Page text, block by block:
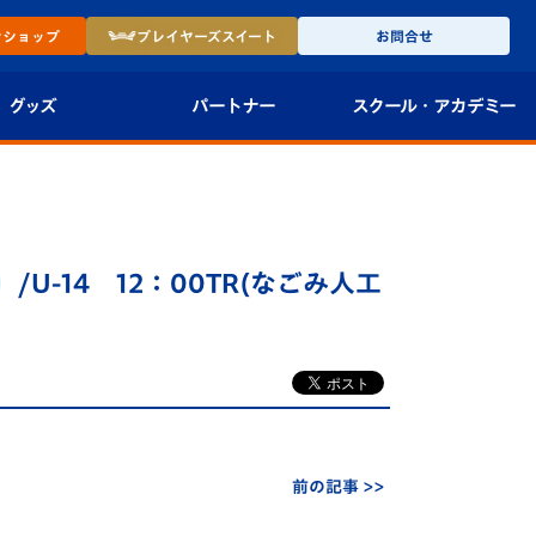
ショップ プレイヤーズスイート お問合せ
グッズ パートナー
法人限定 VIP BOX
スクール・ アカデミー
U-15
スクール
/U-14 12：00TR(なごみ人工
前の記事 >>